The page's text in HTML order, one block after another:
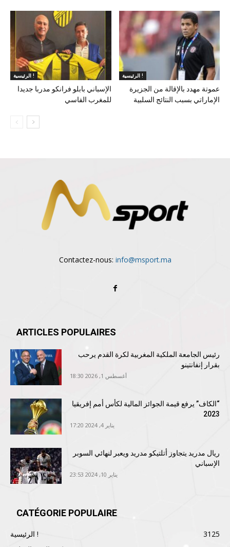
الرئيسية !
الإسباني بابلو فرانكو مدربا جديدا
للمغرب الفاسي
الرئيسية !
عموتة مهدد بالإقالة من الجزيرة
الإماراتي بسبب النتائج السلبية
Contactez-nous: info@msport.ma
ARTICLES POPULAIRES
رئيس الجامعة الملكية المغربية لكرة القدم يرحب
بقرار إنفانتينو
أغسطس 1, 2026 18:30
“الكاف” يرفع قيمة الجوائز المالية لكأس أمم إفريقيا
2023
يناير 4, 2024 17:20
ريال مدريد يتجاوز أتلتيكو مدريد ويعبر لنهائي السوبر
الإسباني
يناير 10, 2024 23:53
CATÉGORIE POPULAIRE
الرئيسية !
3125